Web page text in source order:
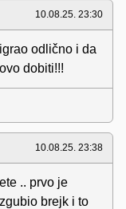
10.08.25. 23:30
odlično i da
dobiti!!!
10.08.25. 23:38
.. prvo je
brejk i to